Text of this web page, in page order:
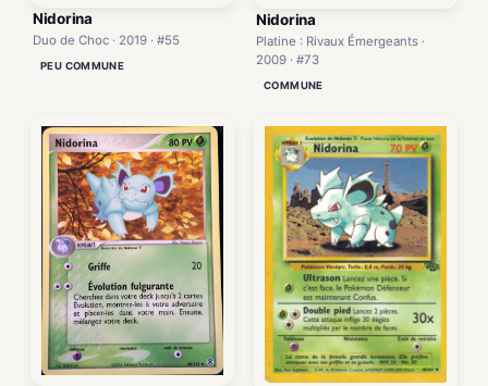
Nidorina
Duo de Choc · 2019 · #55
PEU COMMUNE
Nidorina
Platine : Rivaux Émergeants ·
2009 · #73
COMMUNE